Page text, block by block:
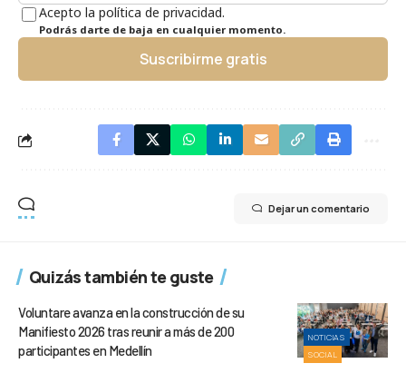
Acepto la política de privacidad.
Podrás darte de baja en cualquier momento.
Suscribirme gratis
Dejar un comentario
Quizás también te guste
NOTICIAS
SOCIAL
Voluntare avanza en la construcción de su
Manifiesto 2026 tras reunir a más de 200
participantes en Medellín